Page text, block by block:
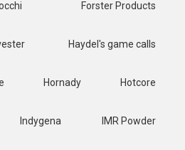
Forster Products
Haydel's game calls
Hornady Hotcore
Indygena IMR Powder